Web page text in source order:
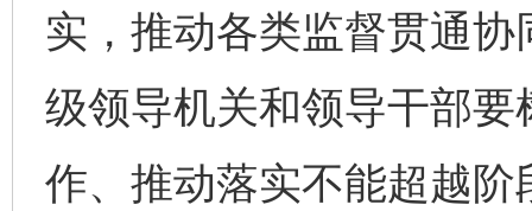
实，推动各类监督贯通
级领导机关和领导干部
作、推动落实不能超越
东山县通报“牛蛙产品抗生素超标问题”